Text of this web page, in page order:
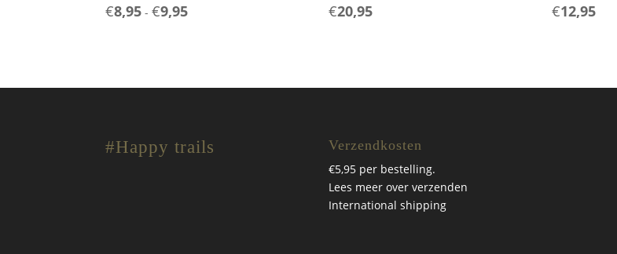
€8,95 - €9,95 €20,95 €12,95
#Happy trails Verzendkosten
€5,95 per bestelling.
Lees meer over verzenden
International shipping